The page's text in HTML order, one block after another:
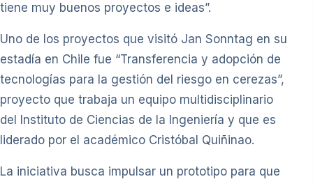
tiene muy buenos proyectos e ideas”.
Uno de los proyectos que visitó Jan Sonntag en su
estadía en Chile fue “Transferencia y adopción de
tecnologías para la gestión del riesgo en cerezas”,
proyecto que trabaja un equipo multidisciplinario
del Instituto de Ciencias de la Ingeniería y que es
liderado por el académico Cristóbal Quiñinao.
La iniciativa busca impulsar un prototipo para que